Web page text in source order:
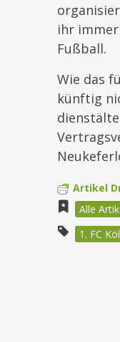
ihr
Fußball.
Wie das
künftig
Artikel
Alle
1. FC